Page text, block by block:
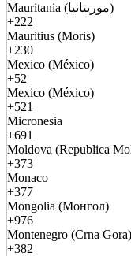
Mauritania (موريتانيا)
+222
Mauritius (Moris)
+230
Mexico (México)
+52
Mexico (México)
+521
Micronesia
+691
Moldova (Republica
+373
Monaco
+377
Mongolia (Монгол)
+976
Montenegro (Crna Gora)
+382